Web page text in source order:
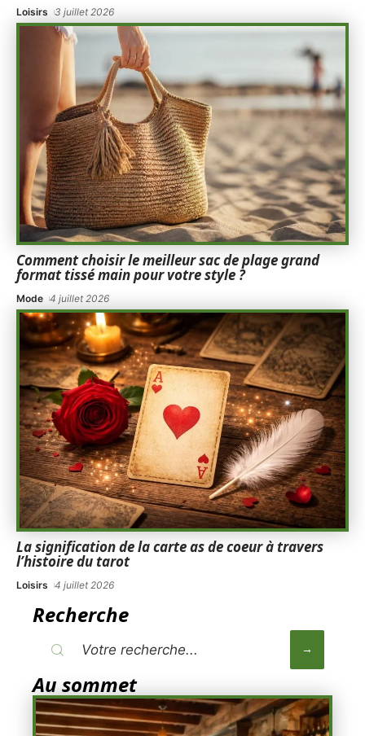
Loisirs 3 juillet 2026
Comment choisir le meilleur sac de plage grand
format tissé main pour votre style ?
Mode 4 juillet 2026
La signification de la carte as de coeur à travers
l’histoire du tarot
Loisirs 4 juillet 2026
Recherche
Au sommet